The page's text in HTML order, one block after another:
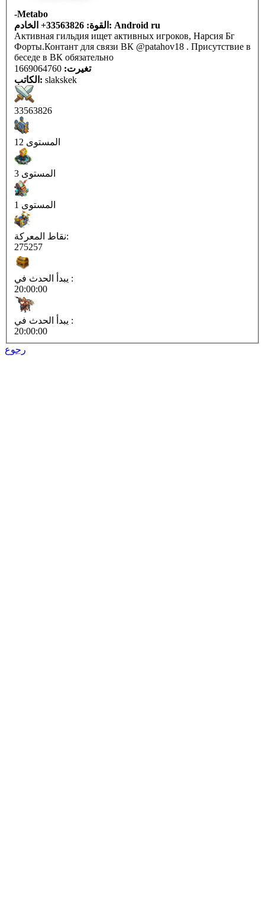
-Metabo
القوة: 33563826+ الخادم: Android ru
Активная гильдия ищет активных игроков, Нарсия Бг
Форты.Контант для связи ВК @patahov18 . Присутствие в
беседе в ВК обязательно
تغيرت: 1669064760
الكاتب: slakskek
33563826
المستوى 12
المستوى 3
المستوى 1
نقاط المعركة:
275257
يبدأ الحدث في :
20:00:00
يبدأ الحدث في :
20:00:00
رجوع